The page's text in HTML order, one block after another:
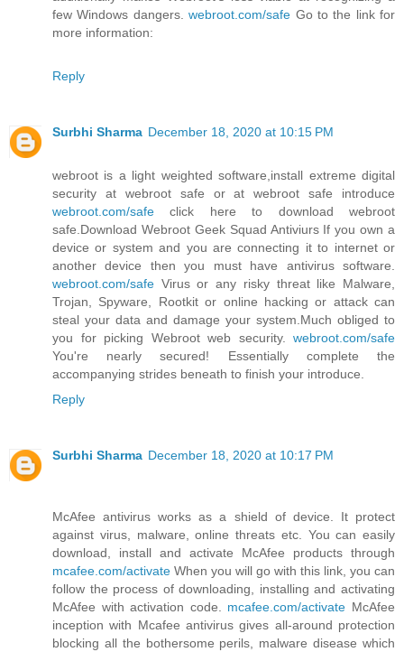
few Windows dangers.webroot.com/safe Go to the link for
more information:
Reply
Surbhi Sharma December 18, 2020 at 10:15 PM
webroot is a light weighted software,install extreme digital
security at webroot safe or at webroot safe introduce
webroot.com/safe click here to download webroot
safe.Download Webroot Geek Squad Antiviurs If you own a
device or system and you are connecting it to internet or
another device then you must have antivirus software.
webroot.com/safe Virus or any risky threat like Malware,
Trojan, Spyware, Rootkit or online hacking or attack can
steal your data and damage your system.Much obliged to
you for picking Webroot web security. webroot.com/safe
You're nearly secured! Essentially complete the
accompanying strides beneath to finish your introduce.
Reply
Surbhi Sharma December 18, 2020 at 10:17 PM
McAfee antivirus works as a shield of device. It protect
against virus, malware, online threats etc. You can easily
download, install and activate McAfee products through
mcafee.com/activate When you will go with this link, you can
follow the process of downloading, installing and activating
McAfee with activation code. mcafee.com/activate McAfee
inception with Mcafee antivirus gives all-around protection
blocking all the bothersome perils, malware disease which